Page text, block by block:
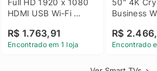
HDMI USB Wi-Fi
43LM631C0SB LG
R$ 1.763,91
Encontrado em 1 loja
Business
R$
Encontrado